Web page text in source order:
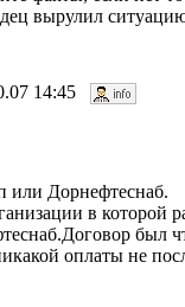
вырулил
14:45
или Дорнефтеснаб.
в которой
был
оплаты не